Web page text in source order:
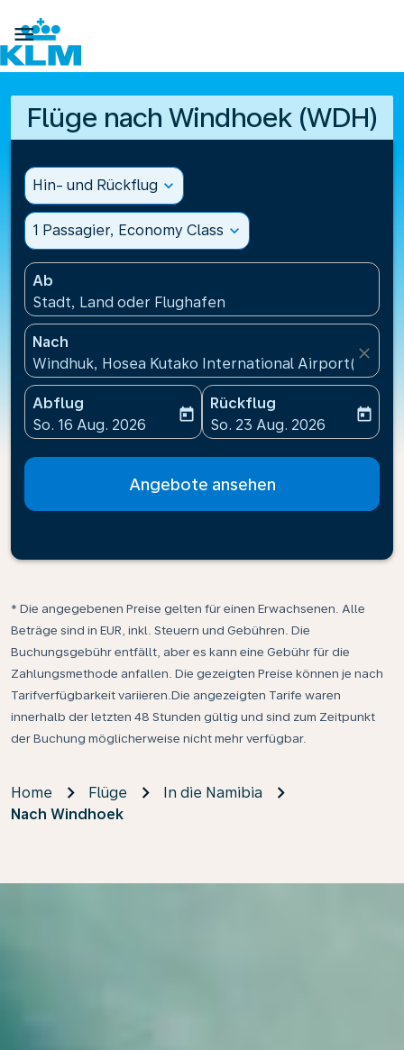

Flüge nach Windhoek (WDH)
Hin- und Rückflug expand_more
1 Passagier, Economy Class expand_more
Ab
Stadt, Land oder Flughafen
Nach
Windhuk, Hosea Kutako International Airport(WDH),
close
Abflug
fc-booking-departure-date-aria-label
So. 16 Aug. 2026
today
Rückflug
fc-booking-return-date-
So. 23 Aug. 2026
today
Angebote ansehen
* Die angegebenen Preise gelten für einen Erwachsenen. Alle
Beträge sind in EUR, inkl. Steuern und Gebühren. Die
Buchungsgebühr entfällt, aber es kann eine Gebühr für die
Zahlungsmethode anfallen. Die gezeigten Preise können je nach
Tarifverfügbarkeit variieren.Die angezeigten Tarife waren
innerhalb der letzten 48 Stunden gültig und sind zum Zeitpunkt
der Buchung möglicherweise nicht mehr verfügbar.
Home Flüge
In die Namibia
Nach Windhoek